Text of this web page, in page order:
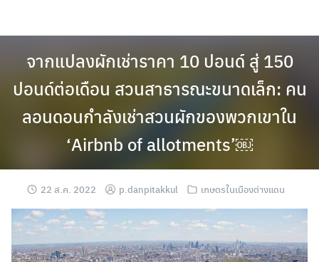
จากแปลงผักเช่าราคา 10 ปอนด์ สู่ 150
ปอนด์ต่อเดือน สวนสาธารณะขนาดเล็ก: คน
ลอนดอนกำลังเช่าสวนผักของพวกเขาใน
‘Airbnb of allotments’￼
22 ส.ค. 2022 p.danpitakkul เกษตรในเมืองต่างแดน